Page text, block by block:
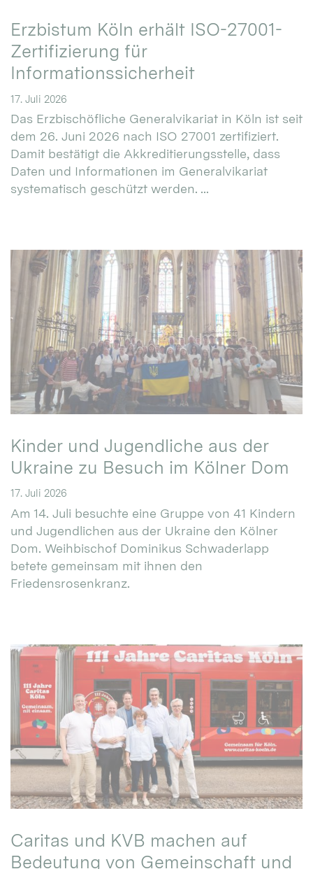
Erzbistum Köln erhält ISO-27001-
Zertifizierung für
Informationssicherheit
17. Juli 2026
Das Erzbischöfliche Generalvikariat in Köln ist seit
dem 26. Juni 2026 nach ISO 27001 zertifiziert.
Damit bestätigt die Akkreditierungsstelle, dass
Daten und Informationen im Generalvikariat
systematisch geschützt werden. ...
Kinder und Jugendliche aus der
Ukraine zu Besuch im Kölner Dom
17. Juli 2026
Am 14. Juli besuchte eine Gruppe von 41 Kindern
und Jugendlichen aus der Ukraine den Kölner
Dom. Weihbischof Dominikus Schwaderlapp
betete gemeinsam mit ihnen den
Friedensrosenkranz.
Caritas und KVB machen auf
Bedeutung von Gemeinschaft und